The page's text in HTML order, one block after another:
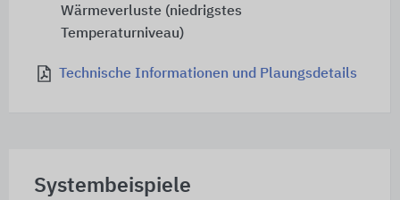
Wärmeverluste (niedrigstes
Temperaturniveau)
Technische Informationen und Plaungsdetails
Systembeispiele